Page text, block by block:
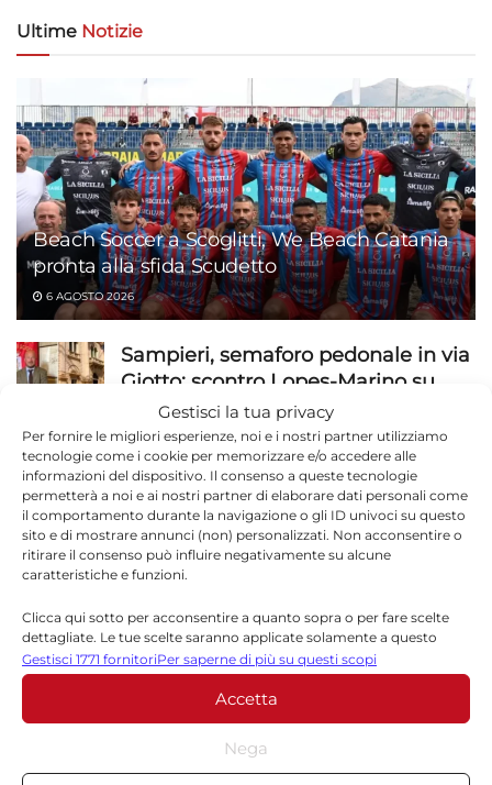
Gestisci la tua privacy
Per fornire le migliori esperienze, noi e i nostri partner utilizziamo
tecnologie come i cookie per memorizzare e/o accedere alle
informazioni del dispositivo. Il consenso a queste tecnologie
permetterà a noi e ai nostri partner di elaborare dati personali come
il comportamento durante la navigazione o gli ID univoci su questo
sito e di mostrare annunci (non) personalizzati. Non acconsentire o
ritirare il consenso può influire negativamente su alcune
caratteristiche e funzioni.
Clicca qui sotto per acconsentire a quanto sopra o per fare scelte
dettagliate. Le tue scelte saranno applicate solamente a questo
sito. È possibile modificare le impostazioni in qualsiasi momento,
compreso il ritiro del consenso, utilizzando i pulsanti della Cookie
Policy o cliccando sul pulsante di gestione del consenso nella parte
inferiore dello schermo.
Statistiche
Gestisci 1771 fornitoriPer saperne di più su questi scopi
Accetta
Nega
Ultime Notizie
Beach Soccer a Scoglitti, We Beach Catania
pronta alla sfida Scudetto
6 AGOSTO 2026
Sampieri, semaforo pedonale in via
Giotto: scontro Lopes-Marino su
paternità intervento
6 AGOSTO 2026
Ragusa, 184 operatori in campo a
luglio: 1.527 identificati e 23 stranieri
espulsi
6 AGOSTO 2026
Capretta legata sotto il sole sulla
Ispica-Pozzallo: rischiava di morire
6 AGOSTO 2026